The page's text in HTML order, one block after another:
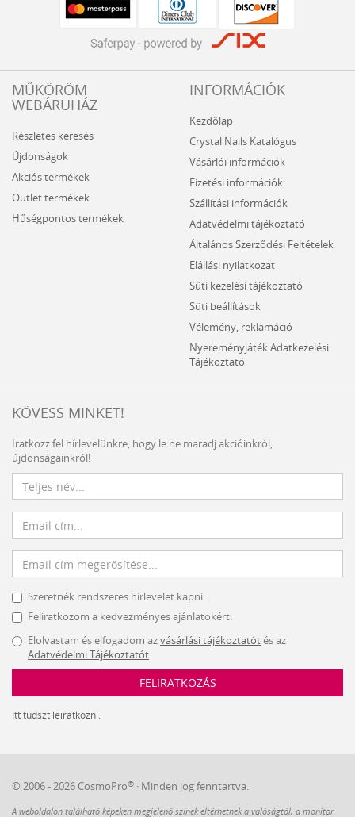
MŰKÖRÖM
WEBÁRUHÁZ
Részletes keresés
Újdonságok
Akciós termékek
Outlet termékek
Hűségpontos termékek
INFORMÁCIÓK
Kezdőlap
Crystal Nails Katalógus
Vásárlói információk
Fizetési információk
Szállítási információk
Adatvédelmi tájékoztató
Általános Szerződési Feltételek
Elállási nyilatkozat
Süti kezelési tájékoztató
Süti beállítások
Vélemény, reklamáció
Nyereményjáték Adatkezelési
Tájékoztató
KÖVESS MINKET!
Iratkozz fel hírlevelünkre, hogy le ne maradj akcióinkról,
újdonságainkról!
Szeretnék rendszeres hírlevelet kapni.
Feliratkozom a kedvezményes ajánlatokért.
Elolvastam és elfogadom azvásárlási tájékoztatótés az
Adatvédelmi Tájékoztatót.
FELIRATKOZÁS
Itt tudszt leiratkozni.
© 2006 - 2026 CosmoPro® · Minden jog fenntartva.
A weboldalon található képeken megjelenő színek eltérhetnek a valóságtól, a monitor